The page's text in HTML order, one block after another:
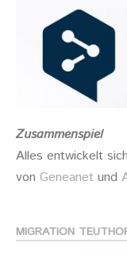
Zusammenspiel
Alles entwickelt
von Geneanet und
MIGRATION